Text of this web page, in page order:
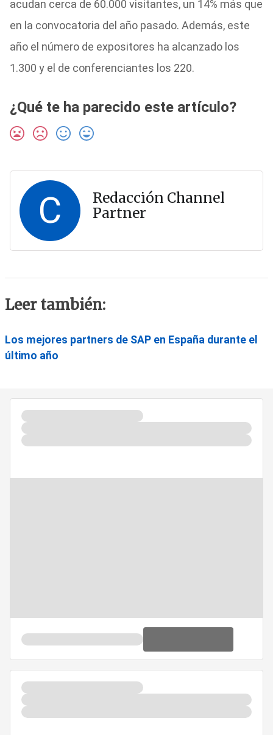
acudan cerca de 60.000 visitantes, un 14% más que
en la convocatoria del año pasado. Además, este
año el número de expositores ha alcanzado los
1.300 y el de conferenciantes los 220.
¿Qué te ha parecido este artículo?
C
Redacción Channel
Partner
Leer también:
Los mejores partners de SAP en España durante el
último año